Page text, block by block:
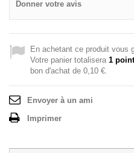
Donner votre avis
En achetant ce produit vous
Votre panier totalisera 1
bon d'achat de 0,10 €
Envoyer à un ami
Imprimer